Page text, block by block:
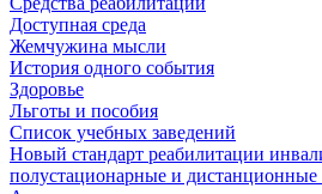
Доступная среда
Жемчужина мысли
История одного события
Здоровье
Льготы и пособия
Список учебных заведений
Новый стандарт реабилитации
полустационарные и